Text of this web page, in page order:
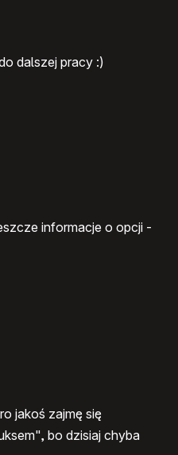
dalszej pracy :)
informacje o opcji -
jakoś zajmę się
bo dzisiaj chyba